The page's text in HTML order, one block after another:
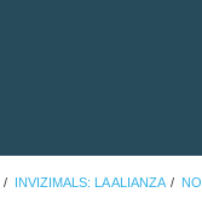
INVIZIMALS: LA ALIANZA